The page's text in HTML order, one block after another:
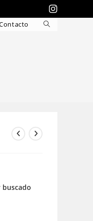
Alternar